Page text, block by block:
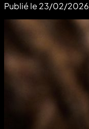
Publié le 23/02/2026